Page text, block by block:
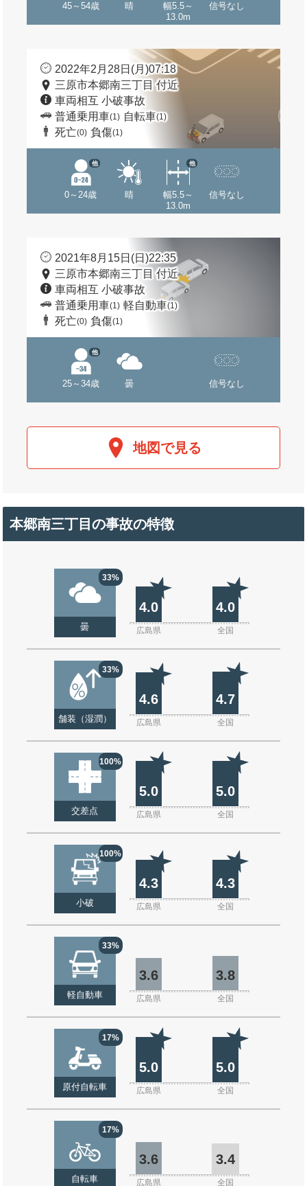
45～54歳 晴
幅5.5～
13.0m
信号なし
2022年2月28日(月)07:18
三原市本郷南三丁目 付近
車両相互 小破事故
普通乗用車(1) 自転車(1)
死亡(0) 負傷(1)
0～24歳
他
晴
幅5.5～
13.0m
他
信号なし
2021年8月15日(日)22:35
三原市本郷南三丁目 付近
車両相互 小破事故
普通乗用車(1) 軽自動車(1)
死亡(0) 負傷(1)
25～34歳
他
曇 信号なし
地図で見る
本郷南三丁目の事故の特徴
33%
曇
4.0 4.0
広島県 全国
33%
舗装（湿潤）
4.6 4.7
広島県 全国
100%
交差点
5.0 5.0
広島県 全国
100%
小破
4.3 4.3
広島県 全国
33%
軽自動車
3.6 3.8
広島県 全国
17%
原付自転車
5.0 5.0
広島県 全国
17%
自転車
3.6 3.4
広島県 全国